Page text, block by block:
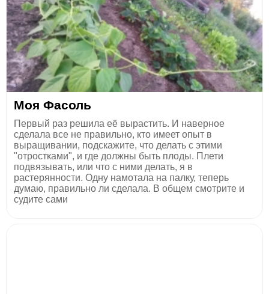
Моя Фасоль
Первый раз решила её вырастить. И наверное
сделала все не правильно, кто имеет опыт в
выращивании, подскажите, что делать с этими
"отростками", и где должны быть плоды. Плети
подвязывать, или что с ними делать, я в
растерянности. Одну намотала на палку, теперь
думаю, правильно ли сделала. В общем смотрите и
судите сами